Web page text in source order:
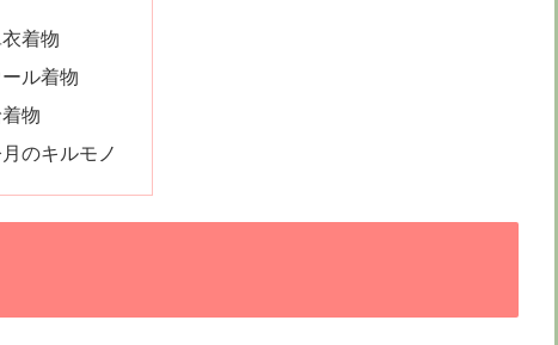
着物
ール着物
物
のキルモノ